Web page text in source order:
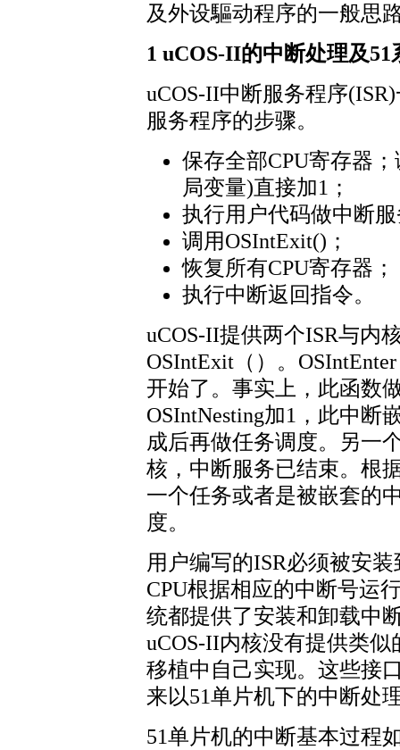
及外设驅动程序的一般思
1 uCOS-II的中断处理及
uCOS-II中断服务程序
服务程序的步骤。
保存全部CPU寄存器；
局变量)直接加1；
执行用户代码做中断
调用OSIntExit()；
恢复所有CPU寄存器；
执行中断返回指令。
uCOS-II提供两个ISR与内
OSIntExit（）。
开始了。事实上，此函数
OSIntNesting加1，此中断
成后再做任务调度。另一
核，中断服务已结束。根
一个任务或者是被嵌套的
度。
用户编写的ISR必须被安
CPU根据相应的中断号运
统都提供了安装和卸载中
uCOS-II内核没有提供类
移植中自己实现。这些接
来以51单片机下的中断处
51单片机的中断基本过程